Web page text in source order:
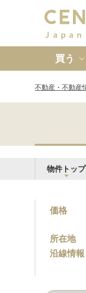
買う
不動産・不動産
物件トップ
価格
所在地
沿線情報